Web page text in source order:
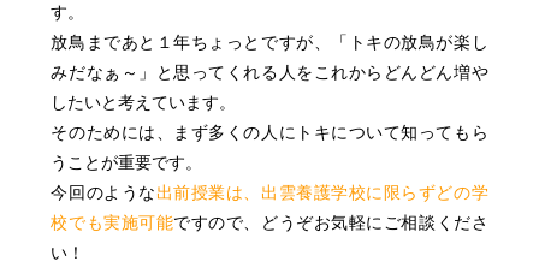
す。
放鳥まであと１年ちょっとですが、「トキの放鳥が楽し
みだなぁ～」と思ってくれる人をこれからどんどん増や
したいと考えています。
そのためには、まず多くの人にトキについて知ってもら
うことが重要です。
今回のような出前授業は、出雲養護学校に限らずどの学
校でも実施可能ですので、どうぞお気軽にご相談くださ
い！